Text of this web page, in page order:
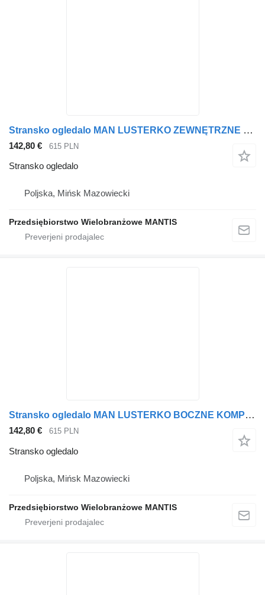
Stransko ogledalo MAN LUSTERKO ZEWNĘTRZNE KOMPLETNE MAN TGX TGS EURO 5 LEWE DUŻY WYBÓR za vlačilec
142,80 € 615 PLN
Stransko ogledalo
Poljska, Mińsk Mazowiecki
Przedsiębiorstwo Wielobranżowe MANTIS
Stransko ogledalo MAN LUSTERKO BOCZNE KOMPLETNE MAN TGX TGS EURO 5 EURO 6 LEWE za vlačilec
142,80 € 615 PLN
Stransko ogledalo
Poljska, Mińsk Mazowiecki
Przedsiębiorstwo Wielobranżowe MANTIS